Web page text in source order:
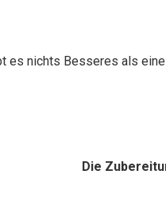
es nichts Besseres als
Die